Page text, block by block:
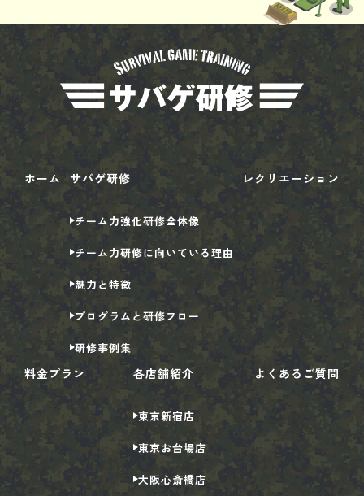
ホーム サバゲ研修
チーム力強化研修全体像
チーム力研修に向いている理由
魅力と特徴
プログラムと研修フロー
研修事例集
レクリエーション
料金プラン 各店舗紹介
東京新宿店
東京お台場店
大阪心斎橋店
よくあるご質問